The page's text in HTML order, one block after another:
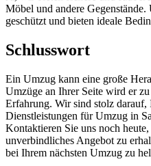
Möbel und andere
geschützt und bieten ideale
Schlusswort
Ein Umzug kann eine große
Umzüge an Ihrer Seite wird er
Erfahrung. Wir sind stolz darauf,
Dienstleistungen für Umzug in
Kontaktieren Sie uns noch
unverbindliches Angebot zu
bei Ihrem nächsten Umzug zu